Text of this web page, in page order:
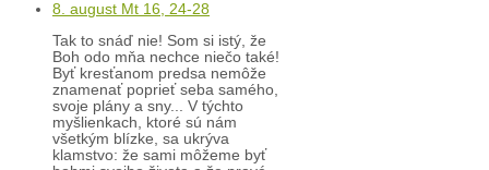
8. august Mt 16, 24-28
Tak to snáď nie! Som si istý, že
Boh odo mňa nechce niečo také!
Byť kresťanom predsa nemôže
znamenať poprieť seba samého,
svoje plány a sny... V týchto
myšlienkach, ktoré sú nám
všetkým blízke, sa ukrýva
klamstvo: že sami môžeme byť